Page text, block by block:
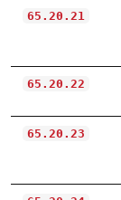
65.20.21
65.20.22
65.20.23